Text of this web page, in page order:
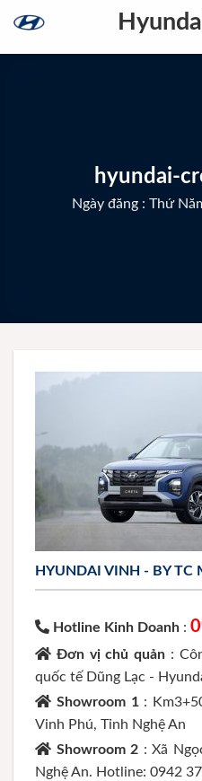
content
hyundai-
Ngày đăng : Thứ
HYUNDAI VINH - BY TC
Hotline Kinh Doanh :
Đơn vị chủ quản :
quốc tế Dũng Lạc -
Showroom 1 :
Vinh Phú, Tỉnh Nghệ An
Showroom 2 : Xã
Nghệ An. Hotline: 0942